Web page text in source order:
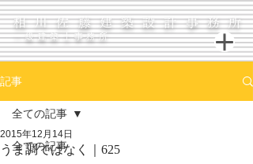
相川佐藤建築設計事務所
一級建築士事務所
記事
全ての記事
全ての記事
うま調ではなく｜625
2015年12月14日